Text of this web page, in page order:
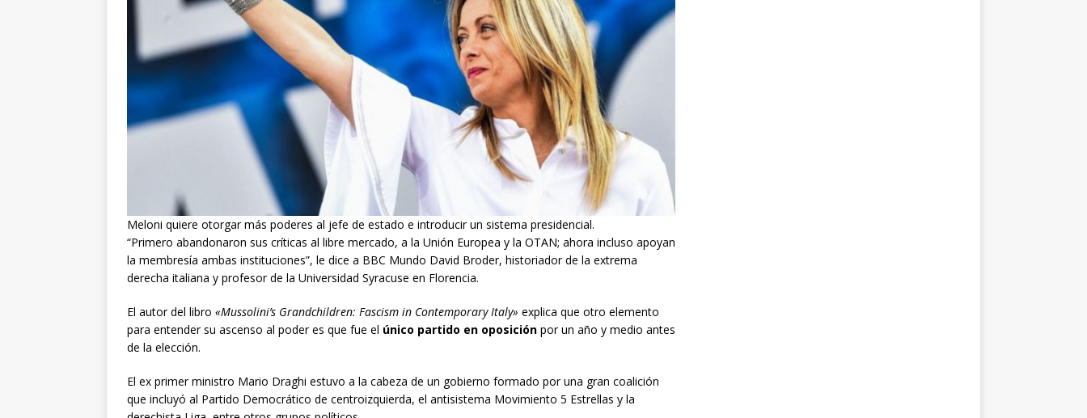
Meloni quiere otorgar más poderes al jefe de estado e introducir un sistema presidencial.
“Primero abandonaron sus críticas al libre mercado, a la Unión Europea y la OTAN; ahora incluso apoyan
la membresía ambas instituciones”, le dice a BBC Mundo David Broder, historiador de la extrema
derecha italiana y profesor de la Universidad Syracuse en Florencia.
El autor del libro «Mussolini’s Grandchildren: Fascism in Contemporary Italy» explica que otro elemento
para entender su ascenso al poder es que fue el único partido en oposición por un año y medio antes
de la elección.
El ex primer ministro Mario Draghi estuvo a la cabeza de un gobierno formado por una gran coalición
que incluyó al Partido Democrático de centroizquierda, el antisistema Movimiento 5 Estrellas y la